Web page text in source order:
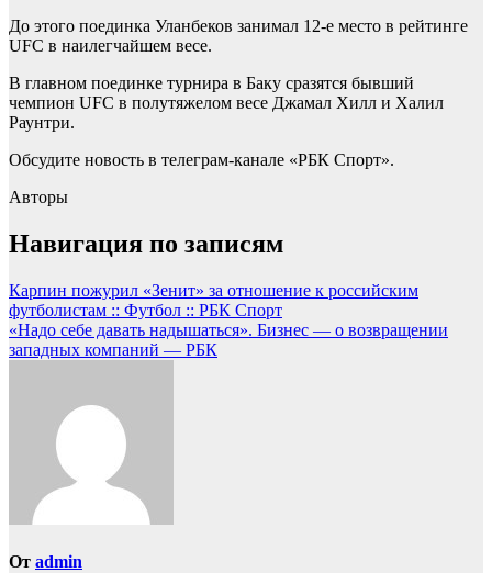
До этого поединка Уланбеков занимал 12-е место в рейтинге
UFC в наилегчайшем весе.
В главном поединке турнира в Баку сразятся бывший
чемпион UFC в полутяжелом весе Джамал Хилл и Халил
Раунтри.
Обсудите новость в телеграм-канале «РБК Спорт».
Авторы
Навигация по записям
Карпин пожурил «Зенит» за отношение к российским
футболистам :: Футбол :: РБК Спорт
«Надо себе давать надышаться». Бизнес — о возвращении
западных компаний — РБК
От admin